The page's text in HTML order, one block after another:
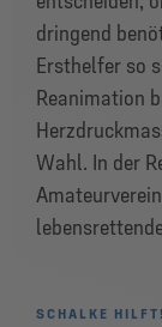
dringend
Ersthelfer so
Reanimation
Wahl. In der
SCHALKE HILFT!